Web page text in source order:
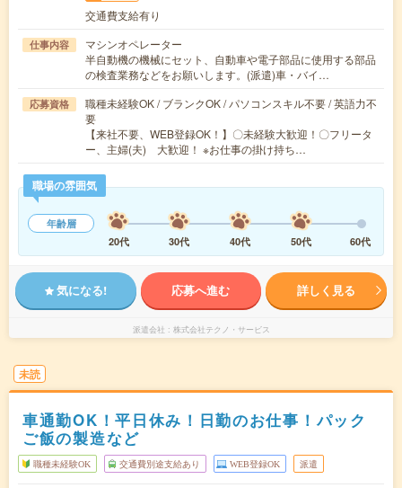
交通費支給有り
仕事内容
マシンオペレーター
半自動機の機械にセット、自動車や電子部品に使用する部品
の検査業務などをお願いします。(派遣)車・バイ…
応募資格
職種未経験OK / ブランクOK / パソコンスキル不要 / 英語力不
要
【来社不要、WEB登録OK！】〇未経験大歓迎！〇フリータ
ー、主婦(夫) 大歓迎！ ※お仕事の掛け持ち…
職場の雰囲気
年齢層
20代
30代 40代 50代 60代
気になる! 応募へ進む 詳しく見る
派遣会社 株式会社テクノ・サービス
未読
車通勤OK！平日休み！日勤のお仕事！パック
ご飯の製造など
職種未経験OK 交通費別途支給あり WEB登録OK 派遣